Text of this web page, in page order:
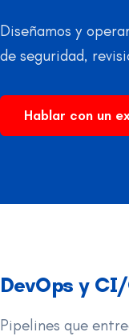
Diseñamos y
de seguridad,
Hablar con un
DevOps y
Pipelines que